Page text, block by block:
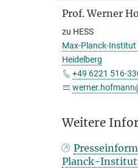
Prof. Werner
zu HESS
Max-Planck-Institut
Heidelberg
+49 6221 516-
Weitere
Planck-